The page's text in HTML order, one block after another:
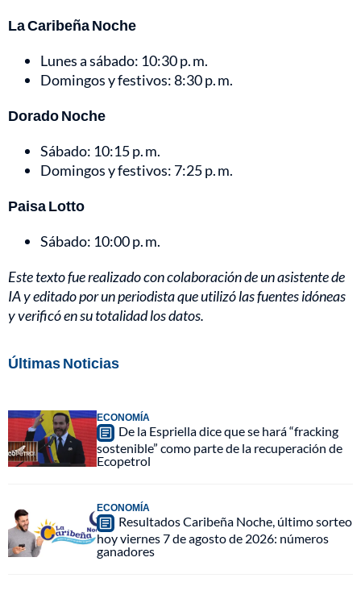
La Caribeña Noche
Lunes a sábado: 10:30 p. m.
Domingos y festivos: 8:30 p. m.
Dorado Noche
Sábado: 10:15 p. m.
Domingos y festivos: 7:25 p. m.
Paisa Lotto
Sábado: 10:00 p. m.
Este texto fue realizado con colaboración de un asistente de
IA y editado por un periodista que utilizó las fuentes idóneas
y verificó en su totalidad los datos.
Últimas Noticias
ECONOMÍA
De la Espriella dice que se hará “fracking
sostenible” como parte de la recuperación de
Ecopetrol
ECONOMÍA
Resultados Caribeña Noche, último sorteo
hoy viernes 7 de agosto de 2026: números
ganadores